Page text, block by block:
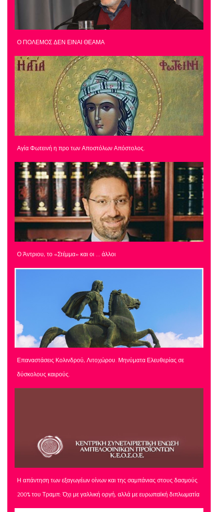
Ο ΠΟΛΕΜΟΣ ΔΕΝ ΕΙΝΑΙ ΘΕΑΜΑ
Αγία Φωτεινή η προ των Αποστόλων Απόστολος.
Ο Άντριου, το «Στέμμα» και οι … άλλοι
Επαναστάσεις Κολινδρού, Λιτοχώρου. Μηνύματα Ελευθερίας σε
δύσκολους καιρούς.
Η απάντηση των εξαγωγέων οίνων και της σαμπάνιας στους δασμούς
200% του Τραμπ: Όχι με γαλλική οργή, αλλά με ευρωπαϊκή διπλωματία